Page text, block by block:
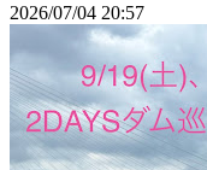
2026/07/04 20:57